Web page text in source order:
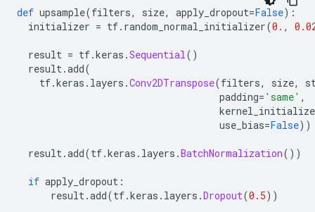
def upsample(filters, size, apply_dropout=False):
initializer = tf. random_normal_initializer(0. ,
result = tf.keras .Sequential()
result.add(
tf.keras . layers .Conv2DTranspose(filters, size,
padding= 'same' ,
use_bias=False))
result.add(tf.keras . layers .BatchNormalization())
if apply_dropout :
result.add(tf.keras . layers .Dropout(0.5))